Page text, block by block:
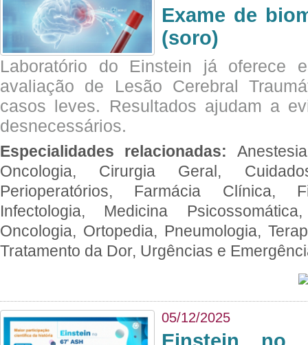
Exame de
(soro)
Laboratório do Einstein já oferece
avaliação de Lesão Cerebral
casos leves. Resultados ajudam a
desnecessários.
Especialidades relacionadas:
Oncologia, Cirurgia Geral,
Perioperatórios, Farmácia Clínica,
Infectologia, Medicina
Oncologia, Ortopedia, Pneumologia,
Tratamento da Dor, Urgências e
05/12/2025